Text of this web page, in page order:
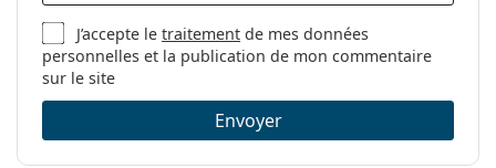
J’accepte letraitement de mes données
personnelles et la publication de mon commentaire
sur le site
Envoyer